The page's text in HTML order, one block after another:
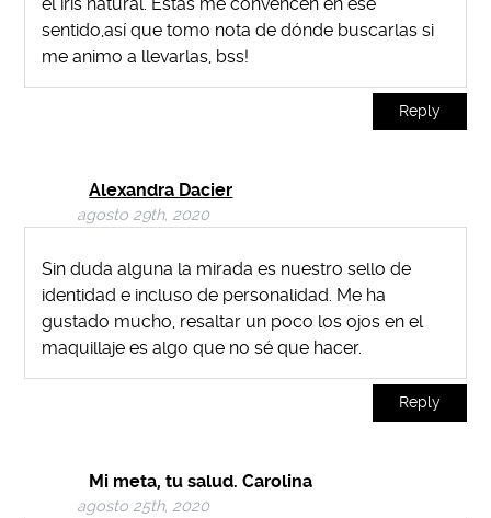
sentido,así que tomo nota de dónde buscarlas si
me animo a llevarlas, bss!
Reply
Alexandra Dacier
agosto 29th, 2020
Sin duda alguna la mirada es nuestro sello de
identidad e incluso de personalidad. Me ha
gustado mucho, resaltar un poco los ojos en el
maquillaje es algo que no sé que hacer.
Reply
Mi meta, tu salud. Carolina
agosto 25th, 2020